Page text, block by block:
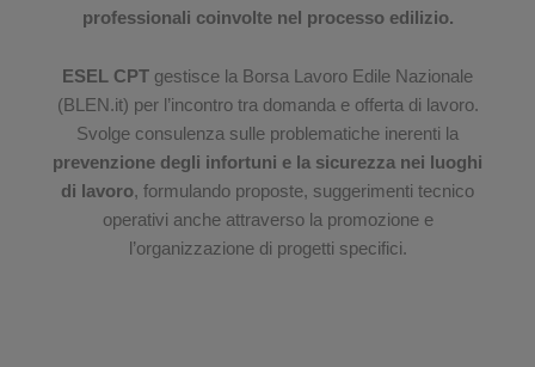
professionali coinvolte nel processo edilizio.
ESEL CPT gestisce la Borsa Lavoro Edile Nazionale
(BLEN.it) per l’incontro tra domanda e offerta di lavoro.
Svolge consulenza sulle problematiche inerenti la
prevenzione degli infortuni e la sicurezza nei luoghi
di lavoro, formulando proposte, suggerimenti tecnico
operativi anche attraverso la promozione e
l’organizzazione di progetti specifici.